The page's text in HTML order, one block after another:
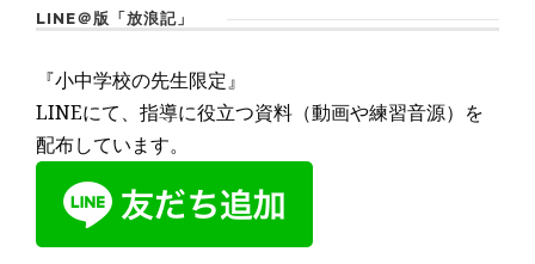
LINE＠版「放浪記」
『小中学校の先生限定』
LINEにて、指導に役立つ資料（動画や練習音源）を
配布しています。